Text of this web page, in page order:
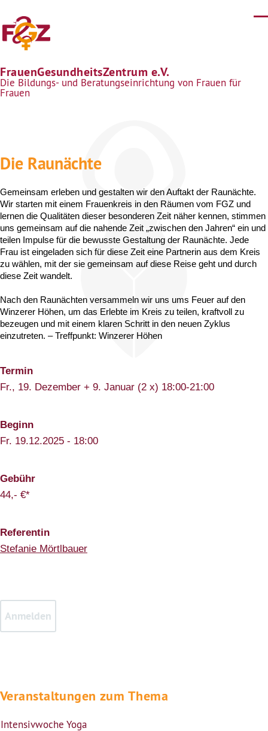
FrauenGesundheitsZentrum e.V.
Die Bildungs- und Beratungseinrichtung von Frauen für
Frauen
Die Raunächte
Gemeinsam erleben und gestalten wir den Auftakt der Raunächte.
Wir starten mit einem Frauenkreis in den Räumen vom FGZ und
lernen die Qualitäten dieser besonderen Zeit näher kennen, stimmen
uns gemeinsam auf die nahende Zeit „zwischen den Jahren“ ein und
teilen Impulse für die bewusste Gestaltung der Raunächte. Jede
Frau ist eingeladen sich für diese Zeit eine Partnerin aus dem Kreis
zu wählen, mit der sie gemeinsam auf diese Reise geht und durch
diese Zeit wandelt.
Nach den Raunächten versammeln wir uns ums Feuer auf den
Winzerer Höhen, um das Erlebte im Kreis zu teilen, kraftvoll zu
bezeugen und mit einem klaren Schritt in den neuen Zyklus
einzutreten. – Treffpunkt: Winzerer Höhen
Termin
Fr., 19. Dezember + 9. Januar (2 x) 18:00-21:00
Beginn
Fr. 19.12.2025 - 18:00
Gebühr
44,- €*
Referentin
Stefanie Mörtlbauer
Veranstaltungen zum Thema
Intensivwoche Yoga